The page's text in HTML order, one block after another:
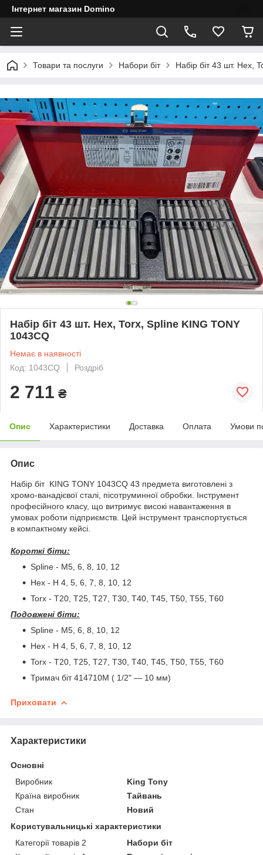
Інтернет магазин Domino
Товари та послуги Набори біт Набір біт 43 шт. Hex,
Набір біт 43 шт. Hex, Torx, Spline KING TONY
1043CQ
Немає в наявності
Код: 1043CQ
Роздріб
2 711 ₴
Опис Характеристики Доставка Оплата Умови
Опис
Набір біт KING TONY 1043CQ 43 предмета виготовлені з
хромо-ванадієвої сталі, пісотруминної обробки. Інструмент
професійного класу, що витримує високі навантаження в
умовах роботи підприємств. Цей інструмент транспортується
в компактному кейсі.
Короткі біти:
Spline - M5, 6, 8, 10, 12
Hex - H 4, 5, 6, 7, 8, 10, 12
Torx - T20, T25, T27, T30, T40, T45, T50, T55, T60
Подовжені біти:
Spline - M5, 6, 8, 10, 12
Hex - H 4, 5, 6, 7, 8, 10, 12
Torx - T20, T25, T27, T30, T40, T45, T50, T55, T60
Тримач біт 414710М ( 1/2" — 10 мм)
Приховати
Характеристики
Основні
Виробник
King Tony
Країна виробник
Тайвань
Стан
Новий
Користувальницькі характеристики
Категорії товарів 2
Набори біт